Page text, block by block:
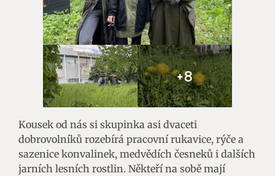
+8
Kousek od nás si skupinka asi dvaceti
dobrovolníků rozebírá pracovní rukavice, rýče a
sazenice konvalinek, medvědích česneků i dalších
jarních lesních rostlin. Někteří na sobě mají